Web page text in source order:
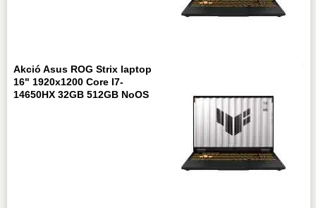
Akció Asus ROG Strix laptop
16" 1920x1200 Core I7-
14650HX 32GB 512GB NoOS